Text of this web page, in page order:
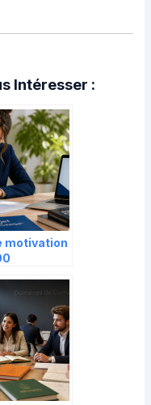
Intéresser :
motivation
les jurys